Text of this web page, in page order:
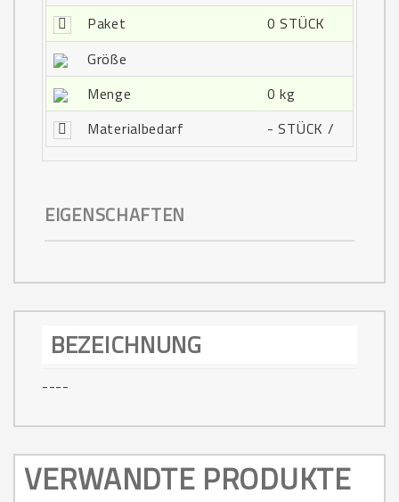
Paket
0 STÜCK
Größe
Menge
0 kg
Materialbedarf
- STÜCK /
EIGENSCHAFTEN
BEZEICHNUNG
----
VERWANDTE PRODUKTE